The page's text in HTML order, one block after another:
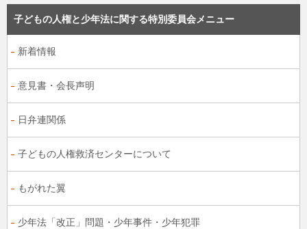
子どもの人権と少年法に関する特別委員会メニュー
新着情報
意見書・会長声明
日弁連関係
子どもの人権救済センターについて
もがれた翼
少年法「改正」問題・少年事件・少年犯罪